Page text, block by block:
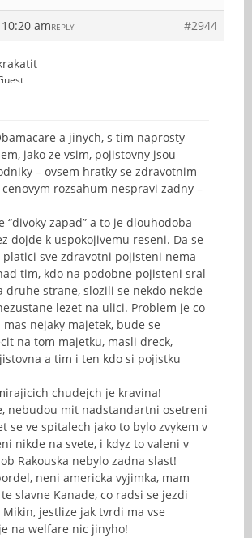
am #2944
REPLY
a jinych, s tim naprosty
jako ze vsim, pojistovny jsou
– ovsem hratky se zdravotnim
rozsahum nespravi zadny –
“divoky zapad” a to je dlouhodoba
dojde k uspokojivemu reseni. Da se
platici sve zdravotni pojisteni nema
tim, kdo na podobne pojisteni sral
druhe strane, slozili se nekdo nekde
lezet na ulici. Problem je co
mas nejaky majetek, bude se
na tom majetku, masli dreck,
a tim i ten kdo si pojistku
chudejch je kravina!
nebudou mit nadstandartni osetreni
se ve spitalech jako to bylo zvykem v
nikde na svete, i kdyz to valeni v
Rakouska nebylo zadna slast!
neni americka vyjimka, mam
slavne Kanade, co radsi se jezdi
Mikin, jestlize jak tvrdi ma vse
na welfare nic jinyho!